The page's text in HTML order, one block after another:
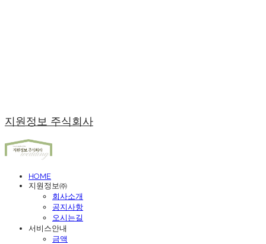
지원정보 주식회사
HOME
지원정보㈜
회사소개
공지사항
오시는길
서비스안내
금액